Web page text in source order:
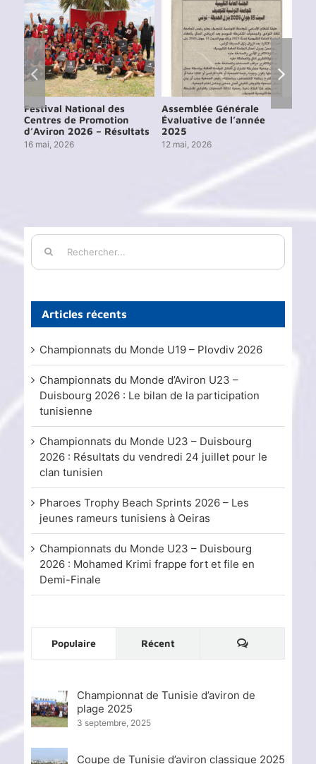
Festival National des
Centres de Promotion
d’Aviron 2026 – Résultats
16 mai, 2026
Assemblée Générale
Évaluative de l’année
2025
12 mai, 2026
Rechercher:
Articles récents
Championnats du Monde U19 – Plovdiv 2026
Championnats du Monde d’Aviron U23 –
Duisbourg 2026 : Le bilan de la participation
tunisienne
Championnats du Monde U23 – Duisbourg
2026 : Résultats du vendredi 24 juillet pour le
clan tunisien
Pharoes Trophy Beach Sprints 2026 – Les
jeunes rameurs tunisiens à Oeiras
Championnats du Monde U23 – Duisbourg
2026 : Mohamed Krimi frappe fort et file en
Demi-Finale
Populaire Récent
Championnat de Tunisie d’aviron de
plage 2025
3 septembre, 2025
Coupe de Tunisie d’aviron classique 2025